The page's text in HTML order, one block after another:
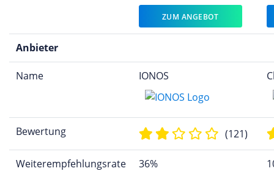
ZUM ANGEBOT
Anbieter
Name IONOS
Bewertung (121)
Weiterempfehlungsrate 36%